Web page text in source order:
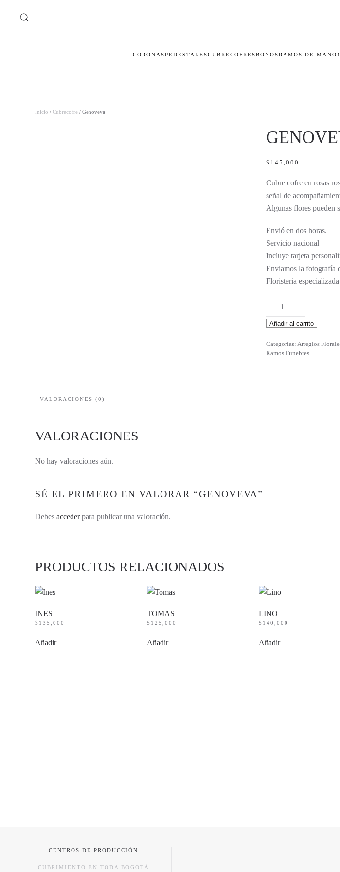
Ir al contenido principal
CORONASPEDESTALESCUBRECOFRESBONOSRAMOS DE MANO
Inicio / Cubrecofre / Genoveva
$ 145,000
Cubre cofre en rosas
señal de
Algunas flores pueden
Envió en dos horas.
Servicio nacional
Incluye tarjeta
Enviamos la fotografía
Floristeria
Genoveva
cantidad
Añadir al carrito
Categorías: Arreglos
Ramos Funebres
VALORACIONES (0)
VALORACIONES
No hay valoraciones aún.
SÉ EL PRIMERO EN VALORAR “GENOVEVA”
Debes accederpara publicar una valoración.
PRODUCTOS RELACIONADOS
INES
$ 135,000
Añadir
TOMAS
$ 125,000
Añadir
LINO
$ 140,000
Añadir
CENTROS DE PRODUCCIÓN
CUBRIMIENTO EN TODA BOGOTÁ